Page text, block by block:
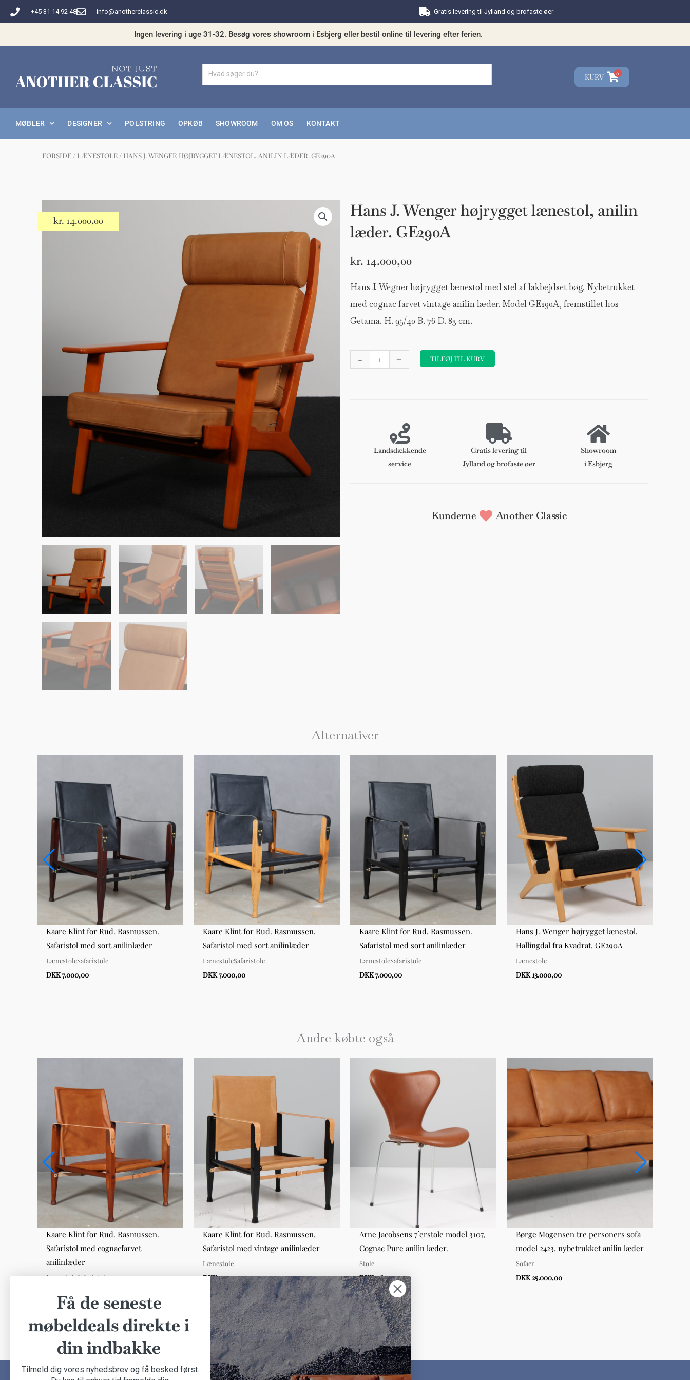
+45 31 14 92 48 info@anotherclassic.dk Gratis levering til Jylland og brofaste øer
Ingen levering i uge 31-32. Besøg vores showroom i Esbjerg eller bestil online til levering efter ferien.
KURV 0
MØBLER DESIGNER POLSTRING OPKØB SHOWROOM OM OS KONTAKT
FORSIDE / LÆNESTOLE / HANS J. WENGER HØJRYGGET LÆNESTOL, ANILIN LÆDER. GE290A
Måske kunne nogle af disse produkter have din interesse?
Sko til Arne Jacobsen stole
DKK 100,00
kr. 14.000,00
Hans J. Wenger højrygget lænestol, anilin
læder. GE290A
kr. 14.000,00
Hans J. Wegner højrygget lænestol med stel af lakbejdset bøg. Nybetrukket
med cognac farvet vintage anilin læder. Model GE290A, fremstillet hos
Getama. H. 95/40 B. 76 D. 83 cm.
- + TILFØJ TIL KURV
Landsdækkende
service
Gratis levering til
Jylland og brofaste øer
Showroom
i Esbjerg
Kunderne Another Classic
Alternativer
Kaare Klint for Rud. Rasmussen.
Safaristol med sort anilinlæder
LænestoleSafaristole
DKK 7.000,00
Kaare Klint for Rud. Rasmussen.
Safaristol med sort anilinlæder
LænestoleSafaristole
DKK 7.000,00
Kaare Klint for Rud. Rasmussen.
Safaristol med sort anilinlæder
LænestoleSafaristole
DKK 7.000,00
Hans J. Wenger højrygget lænestol,
Hallingdal fra Kvadrat. GE290A
Lænestole
DKK 13.000,00
Andre købte også
Kaare Klint for Rud. Rasmussen.
Safaristol med cognacfarvet
anilinlæder
LænestoleSafaristole
Kaare Klint for Rud. Rasmussen.
Safaristol med vintage anilinlæder
Lænestole
DKK 7.000,00
Arne Jacobsens 7´erstole model 3107,
Cognac Pure anilin læder.
Stole
DKK 2.800,00
Børge Mogensen tre personers sofa
model 2423, nybetrukket anilin læder
Sofaer
DKK 25.000,00
Få de seneste
møbeldeals direkte i
din indbakke
Tilmeld dig vores nyhedsbrev og få besked først.